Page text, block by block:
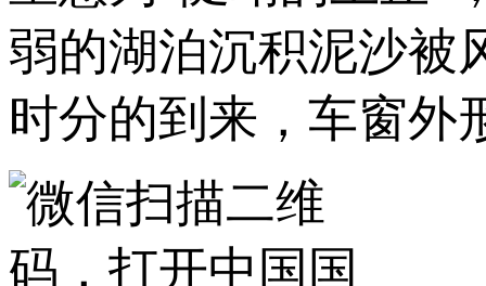
弱的湖泊沉积泥沙被
时分的到来，车窗外